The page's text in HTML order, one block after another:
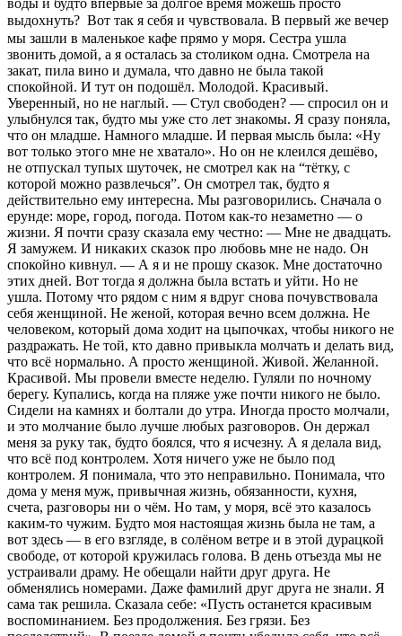
выдохнуть? ㅤㅤㅤ Вот так я себя и чувствовала. В первый же вечер
мы зашли в маленькое кафе прямо у моря. Сестра ушла
звонить домой, а я осталась за столиком одна. Смотрела на
закат, пила вино и думала, что давно не была такой
спокойной. И тут он подошёл. Молодой. Красивый.
Уверенный, но не наглый. — Стул свободен? — спросил он и
улыбнулся так, будто мы уже сто лет знакомы. Я сразу поняла,
что он младше. Намного младше. И первая мысль была: «Ну
вот только этого мне не хватало». Но он не клеился дешёво,
не отпускал тупых шуточек, не смотрел как на “тётку, с
которой можно развлечься”. Он смотрел так, будто я
действительно ему интересна. Мы разговорились. Сначала о
ерунде: море, город, погода. Потом как-то незаметно — о
жизни. Я почти сразу сказала ему честно: — Мне не двадцать.
Я замужем. И никаких сказок про любовь мне не надо. Он
спокойно кивнул. — А я и не прошу сказок. Мне достаточно
этих дней. Вот тогда я должна была встать и уйти. Но не
ушла. Потому что рядом с ним я вдруг снова почувствовала
себя женщиной. Не женой, которая вечно всем должна. Не
человеком, который дома ходит на цыпочках, чтобы никого не
раздражать. Не той, кто давно привыкла молчать и делать вид,
что всё нормально. А просто женщиной. Живой. Желанной.
Красивой. Мы провели вместе неделю. Гуляли по ночному
берегу. Купались, когда на пляже уже почти никого не было.
Сидели на камнях и болтали до утра. Иногда просто молчали,
и это молчание было лучше любых разговоров. Он держал
меня за руку так, будто боялся, что я исчезну. А я делала вид,
что всё под контролем. Хотя ничего уже не было под
контролем. Я понимала, что это неправильно. Понимала, что
дома у меня муж, привычная жизнь, обязанности, кухня,
счета, разговоры ни о чём. Но там, у моря, всё это казалось
каким-то чужим. Будто моя настоящая жизнь была не там, а
вот здесь — в его взгляде, в солёном ветре и в этой дурацкой
свободе, от которой кружилась голова. В день отъезда мы не
устраивали драму. Не обещали найти друг друга. Не
обменялись номерами. Даже фамилий друг друга не знали. Я
сама так решила. Сказала себе: «Пусть останется красивым
воспоминанием. Без продолжения. Без грязи. Без